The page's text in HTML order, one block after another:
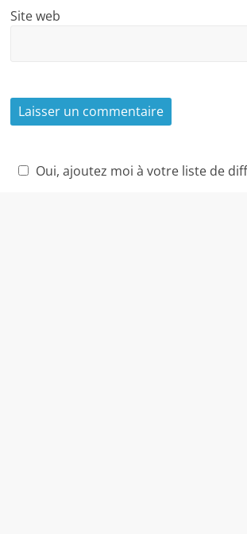
Site web
Oui, ajoutez moi à votre liste de